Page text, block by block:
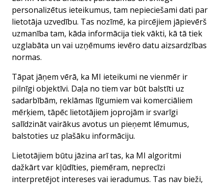
personalizētus ieteikumus, tam nepieciešami dati par
lietotāja uzvedību. Tas nozīmē, ka pircējiem jāpievērš
uzmanība tam, kāda informācija tiek vākti, kā tā tiek
uzglabāta un vai uzņēmums ievēro datu aizsardzības
normas.
Tāpat jāņem vērā, ka MI ieteikumi ne vienmēr ir
pilnīgi objektīvi. Daļa no tiem var būt balstīti uz
sadarbībām, reklāmas līgumiem vai komerciāliem
mērķiem, tāpēc lietotājiem joprojām ir svarīgi
salīdzināt vairākus avotus un pieņemt lēmumus,
balstoties uz plašāku informāciju.
Lietotājiem būtu jāzina arī tas, ka MI algoritmi
dažkārt var kļūdīties, piemēram, neprecīzi
interpretējot intereses vai ieradumus. Tas nav bieži,